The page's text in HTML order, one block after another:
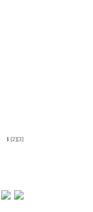
1 [2] [3]